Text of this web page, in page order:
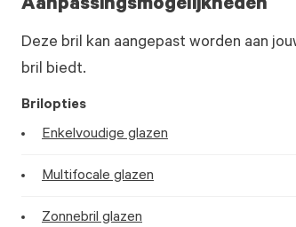
Aanpassingsmogelijkheden
Deze bril kan aangepast worden aan
bril biedt.
Brilopties
Enkelvoudige glazen
Multifocale glazen
Zonnebril glazen